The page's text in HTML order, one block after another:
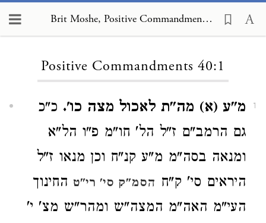
Brit Moshe, Positive Commandments 40:1
Positive Commandments 40:1
1 מ"ע (א) מה"ת לאכול מצה כו'. כ"כ
גם הרמב"ם ז"ל הל' חו"מ פ"ו הל"א
ומנאה בסה"מ מ"ע קנ"ח וכן מנאו ז"ל
היראים סי' ק"ח הסמ"ק סי' רי"ט החינוך
העי"מ האה"מ המצה"ש ומהר"ש מצ' י'